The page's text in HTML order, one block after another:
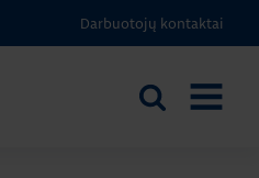
Darbuotojų kontaktai
Ieškoti